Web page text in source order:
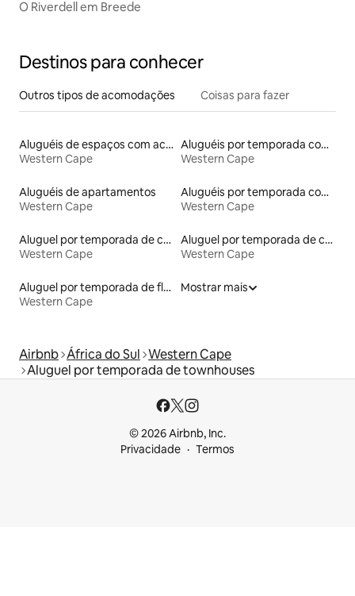
O Riverdell em Breede
Destinos para conhecer
Outros tipos de acomodações Coisas para fazer
Aluguéis de espaços com acesso direto a pistas de esqui
Western Cape
Aluguéis por temporada com banheira de hidromassagem
Western Cape
Aluguéis de apartamentos
Western Cape
Aluguéis por temporada com café da manhã
Western Cape
Aluguel por temporada de casas de veraneio
Western Cape
Aluguel por temporada de casas na terra
Western Cape
Aluguel por temporada de flats
Western Cape
Mostrar mais
Airbnb África do Sul Western Cape
Aluguel por temporada de townhouses
© 2026 Airbnb, Inc.
Privacidade
Termos